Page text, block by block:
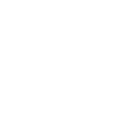
tout l’attirail